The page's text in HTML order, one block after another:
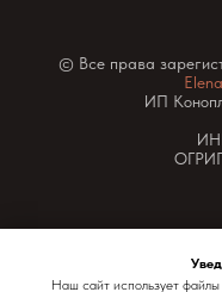
© Все права
ИП
Наш сайт использует